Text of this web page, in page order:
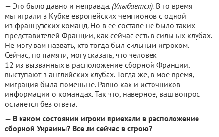
— Это было давно и неправда. (Улыбается). В то время
мы играли в Кубке европейских чемпионов с одной
из французских команд. Но в ее составе не было таких
представителей Франции, как сейчас есть в сильных клубах.
Не могу вам назвать, кто тогда был сильным игроком.
Сейчас, по памяти, могу сказать, что человек
12 из вызванных в расположение сборной Франции,
выступают в английских клубах. Тогда же, в мое время,
миграция была поменьше. Равно как и источников
информации о командах. Так что, наверное, ваш вопрос
останется без ответа.
— В каком состоянии игроки приехали в расположение
сборной Украины? Все ли сейчас в строю?